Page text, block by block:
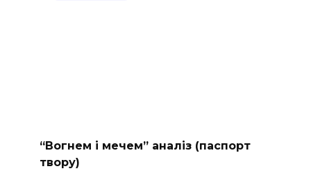
“Вогнем і мечем” аналіз (паспорт
твору)